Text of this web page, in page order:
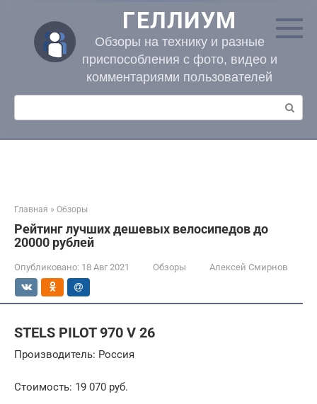
контенту
ГЕЛЛИУМ
Обзоры на технику и разные
приспособления с фото, видео и
комментариями пользователей
Поиск:
Главная » Обзоры
Рейтинг лучших дешевых велосипедов до
20000 рублей
Опубликовано: 18 Авг 2021 Обзоры Алексей Смирнов
STELS PILOT 970 V 26
Производитель: Россия
Стоимость: 19 070 руб.